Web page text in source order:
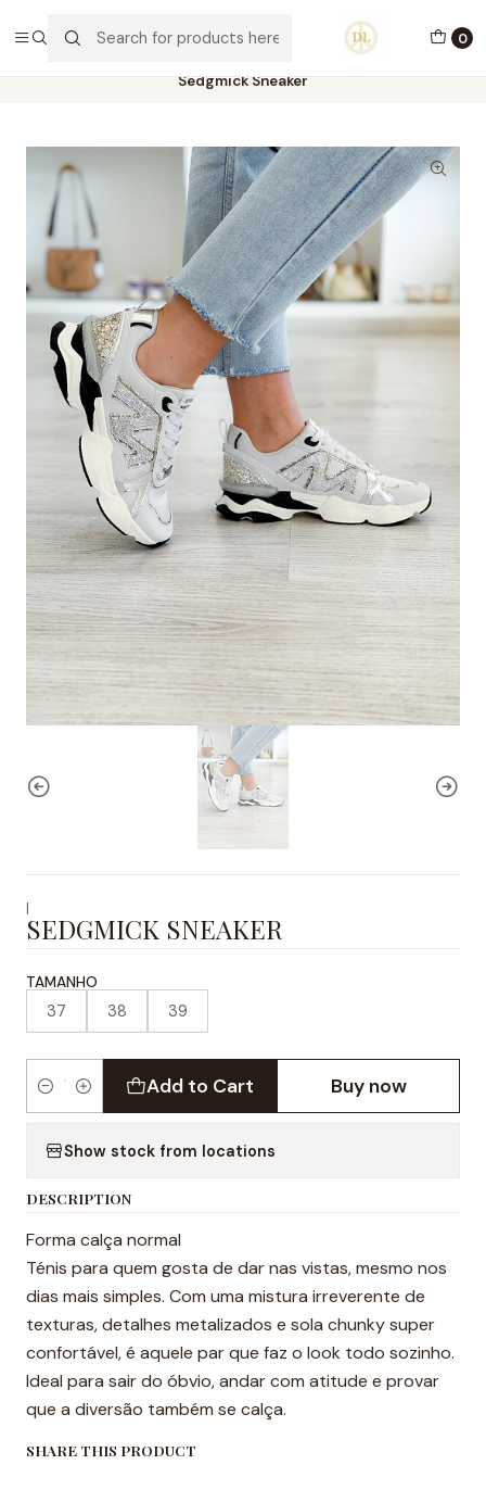
0
PORTES GRÁTIS ACIMA DE 70€ PORTUGAL CONTINENTAL
Sedgmick Sneaker
|
SEDGMICK SNEAKER
TAMANHO
37 38 39
Quantity
Add to Cart Buy now
Show stock from locations
DESCRIPTION
Forma calça normal
Ténis para quem gosta de dar nas vistas, mesmo nos
dias mais simples. Com uma mistura irreverente de
texturas, detalhes metalizados e sola chunky super
confortável, é aquele par que faz o look todo sozinho.
Ideal para sair do óbvio, andar com atitude e provar
que a diversão também se calça.
SHARE THIS PRODUCT